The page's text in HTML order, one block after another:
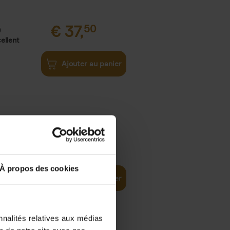
À propos des cookies
relatives aux médias
€ 37,50
Ajouter au panier
world 29,99
Ajouter au panier